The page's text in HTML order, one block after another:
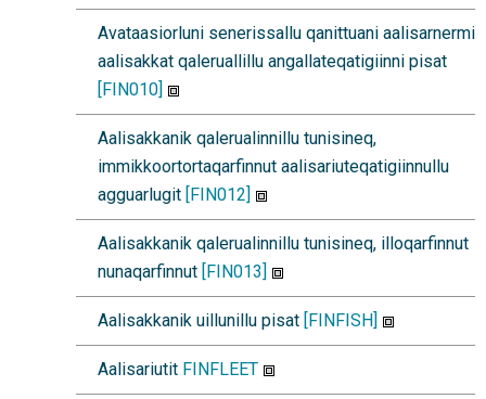
Avataasiorluni senerissallu qanittuani aalisarnermi
aalisakkat qaleruallillu angallateqatigiinni pisat
[FIN010]
Aalisakkanik qalerualinnillu tunisineq,
immikkoortortaqarfinnut aalisariuteqatigiinnullu
agguarlugit [FIN012]
Aalisakkanik qalerualinnillu tunisineq, illoqarfinnut
nunaqarfinnut [FIN013]
Aalisakkanik uillunillu pisat [FINFISH]
Aalisariutit FINFLEET